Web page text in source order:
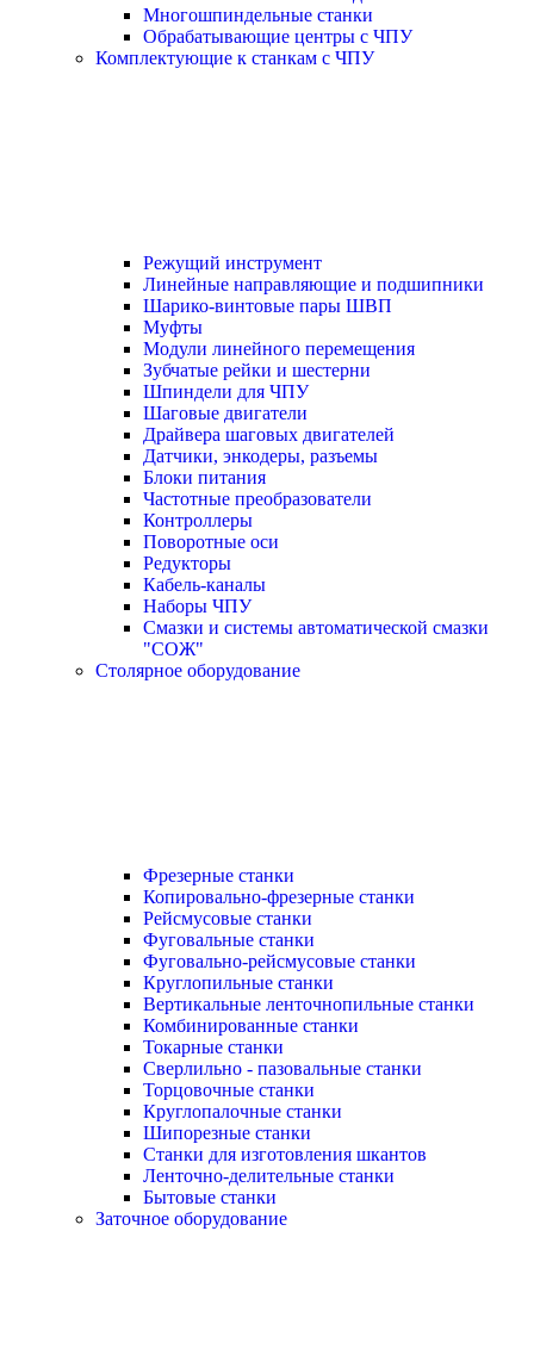
Многошпиндельные станки
Обрабатывающие центры с ЧПУ
Комплектующие к станкам с ЧПУ
Режущий инструмент
Линейные направляющие и подшипники
Шарико-винтовые пары ШВП
Муфты
Модули линейного перемещения
Зубчатые рейки и шестерни
Шпиндели для ЧПУ
Шаговые двигатели
Драйвера шаговых двигателей
Датчики, энкодеры, разъемы
Блоки питания
Частотные преобразователи
Контроллеры
Поворотные оси
Редукторы
Кабель-каналы
Наборы ЧПУ
Смазки и системы автоматической смазки
"СОЖ"
Столярное оборудование
Фрезерные станки
Копировально-фрезерные станки
Рейсмусовые станки
Фуговальные станки
Фуговально-рейсмусовые станки
Круглопильные станки
Вертикальные ленточнопильные станки
Комбинированные станки
Токарные станки
Сверлильно - пазовальные станки
Торцовочные станки
Круглопалочные станки
Шипорезные станки
Станки для изготовления шкантов
Ленточно-делительные станки
Бытовые станки
Заточное оборудование